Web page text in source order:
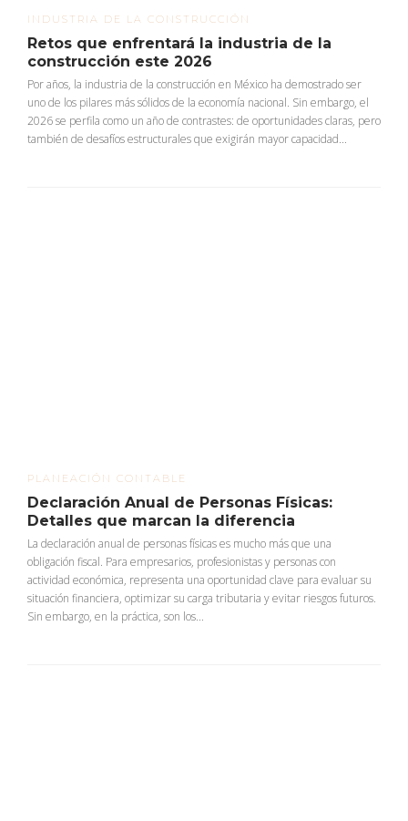
INDUSTRIA DE LA CONSTRUCCIÓN
Retos que enfrentará la industria de la
construcción este 2026
Por años, la industria de la construcción en México ha demostrado ser
uno de los pilares más sólidos de la economía nacional. Sin embargo, el
2026 se perfila como un año de contrastes: de oportunidades claras, pero
también de desafíos estructurales que exigirán mayor capacidad...
PLANEACIÓN CONTABLE
Declaración Anual de Personas Físicas:
Detalles que marcan la diferencia
La declaración anual de personas físicas es mucho más que una
obligación fiscal. Para empresarios, profesionistas y personas con
actividad económica, representa una oportunidad clave para evaluar su
situación financiera, optimizar su carga tributaria y evitar riesgos futuros.
Sin embargo, en la práctica, son los...